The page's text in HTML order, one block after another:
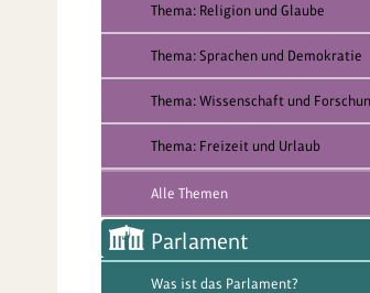
Thema: Religion und Glaube
Thema: Sprachen und Demokratie
Thema: Wissenschaft und
Thema: Freizeit und Urlaub
Alle Themen
Parlament
Was ist das Parlament?